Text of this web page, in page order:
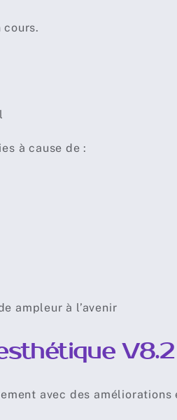
à cause de :
ampleur à l’avenir
V8.2
avec des améliorations